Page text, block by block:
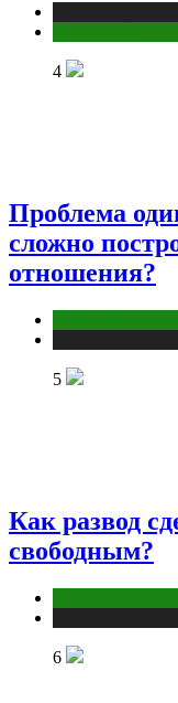
4
Проблема
сложно
отношения?
5
Как развод
свободным?
6